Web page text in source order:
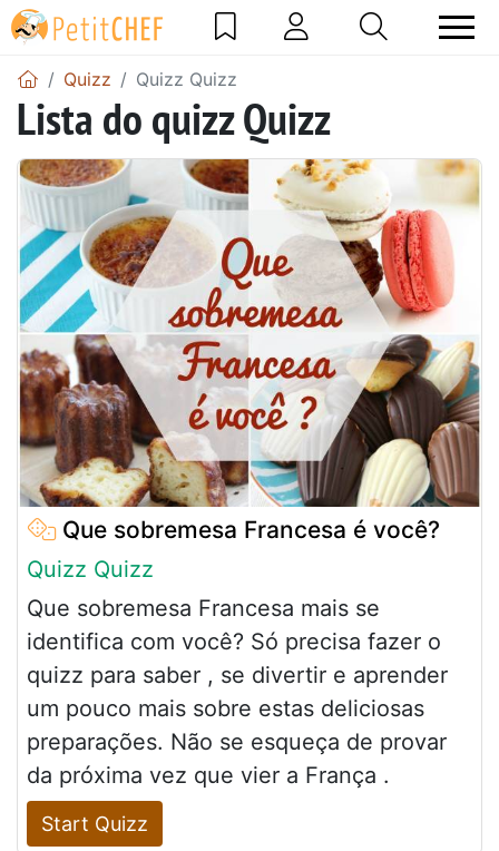
Quizz Quizz Quizz
Lista do quizz Quizz
Que sobremesa Francesa é você?
Quizz Quizz
Que sobremesa Francesa mais se
identifica com você? Só precisa fazer o
quizz para saber , se divertir e aprender
um pouco mais sobre estas deliciosas
preparações. Não se esqueça de provar
da próxima vez que vier a França .
Start Quizz